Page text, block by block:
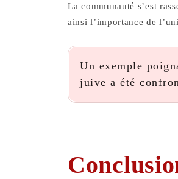
La communauté s’est
ainsi l’importance de
Un exemple
juive a été